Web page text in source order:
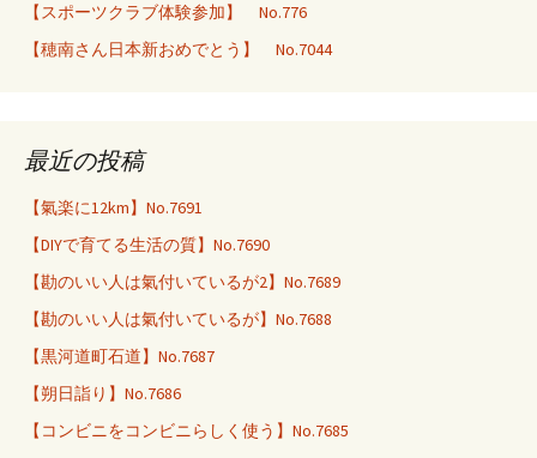
【スポーツクラブ体験参加】 No.776
【穂南さん日本新おめでとう】 No.7044
最近の投稿
【氣楽に12km】No.7691
【DIYで育てる生活の質】No.7690
【勘のいい人は氣付いているが2】No.7689
【勘のいい人は氣付いているが】No.7688
【黒河道町石道】No.7687
【朔日詣り】No.7686
【コンビニをコンビニらしく使う】No.7685